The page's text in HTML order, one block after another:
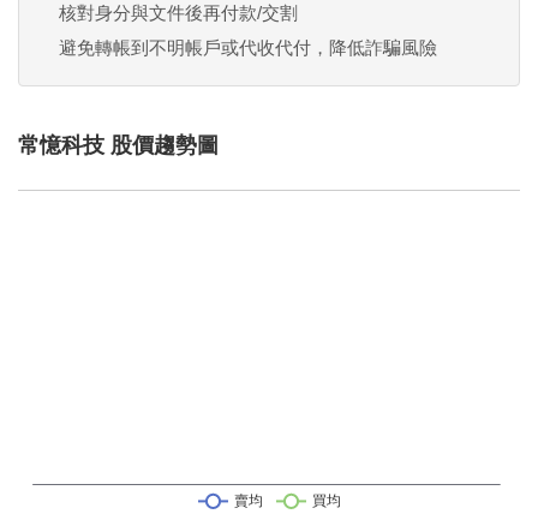
核對身分與文件後再付款/交割
避免轉帳到不明帳戶或代收代付，降低詐騙風險
常憶科技 股價趨勢圖